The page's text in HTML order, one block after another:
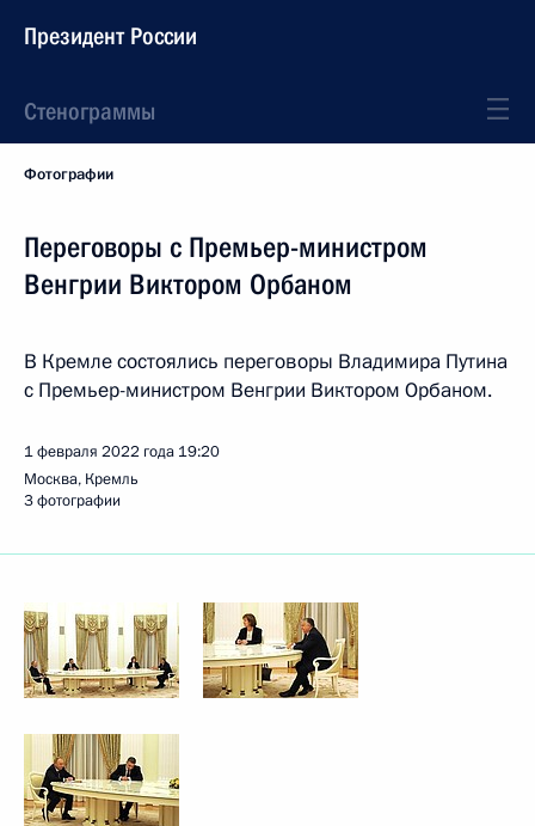
Президент России
Стенограммы
Фотографии
Переговоры с Премьер-министром
Венгрии Виктором Орбаном
В Кремле состоялись переговоры Владимира Путина
с Премьер-министром Венгрии Виктором Орбаном.
1 февраля 2022 года 19:20
Москва, Кремль
3 фотографии